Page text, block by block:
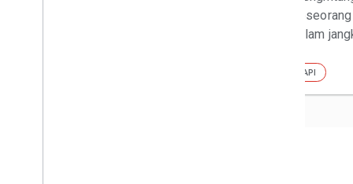
dalam
API